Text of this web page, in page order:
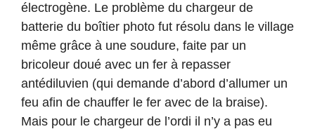
électrogène. Le problème du chargeur de
batterie du boîtier photo fut résolu dans le village
même grâce à une soudure, faite par un
bricoleur doué avec un fer à repasser
antédiluvien (qui demande d’abord d’allumer un
feu afin de chauffer le fer avec de la braise).
Mais pour le chargeur de l’ordi il n’y a pas eu